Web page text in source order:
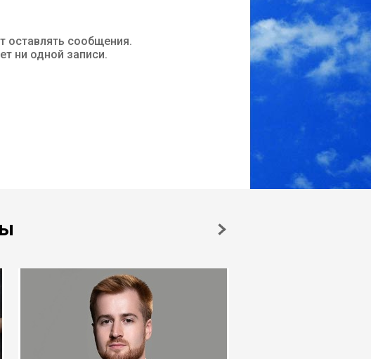
оставлять сообщения.
ни одной записи.